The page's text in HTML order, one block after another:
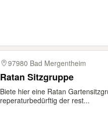
97980 Bad Mergentheim
Ratan Sitzgruppe
Biete hier eine Ratan
reperaturbedürftig der rest...